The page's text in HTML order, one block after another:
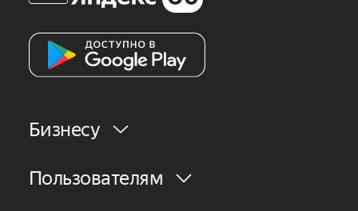
Бизнесу
Пользователям